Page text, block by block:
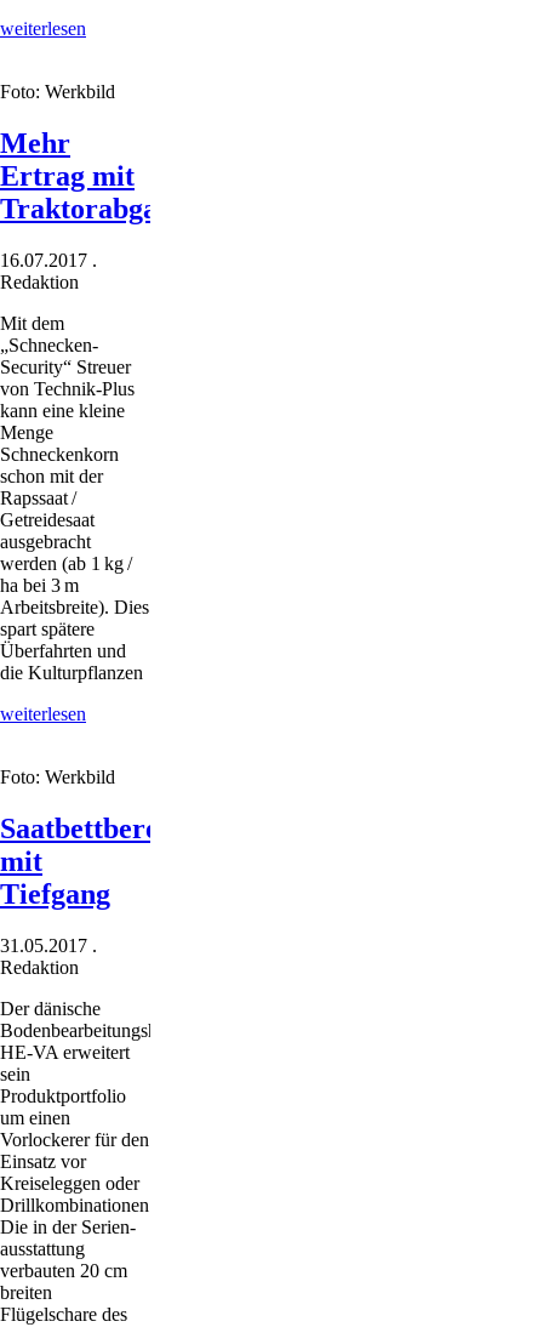
weiterlesen
die
Foto: Werkbild
Mehr
Ertrag mit
Traktorabgasen
16.07.2017 .
Redaktion
Mit dem
„Schnecken-
Security“ Streuer
von Technik-Plus
kann eine kleine
Menge
Schneckenkorn
schon mit der
Rapssaat /
Getreidesaat
ausgebracht
werden (ab 1 kg /
ha bei 3 m
Arbeitsbreite). Dies
spart spätere
Überfahrten und
die Kulturpflanzen
weiterlesen
Traktorabgasen
Foto: Werkbild
Saatbettbereitung
mit
Tiefgang
31.05.2017 .
Redaktion
Der dänische
Bodenbearbeitungshersteller
HE-VA erweitert
sein
Produktportfolio
um einen
Vorlockerer für den
Einsatz vor
Kreiseleggen oder
Drillkombinationen.
Die in der Serien­
ausstattung
verbauten 20 cm
breiten
Flügelschare des